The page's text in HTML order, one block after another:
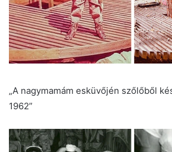
„A nagymamám esküvőjén szőlőből
1962”